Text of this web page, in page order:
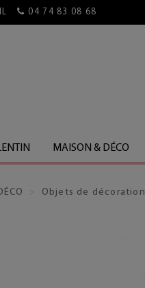
04 74 83 08 68
MAISON & DÉCO
Objets de décoration